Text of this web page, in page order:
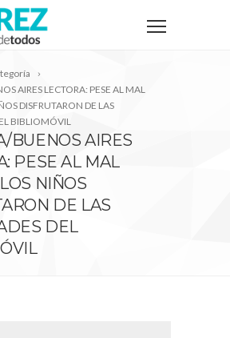
AIRES LECTORA: PESE AL MAL
DISFRUTARON DE LAS
BIBLIOMÓVIL
BUENOS AIRES
PESE AL MAL
NIÑOS
DE LAS
DEL